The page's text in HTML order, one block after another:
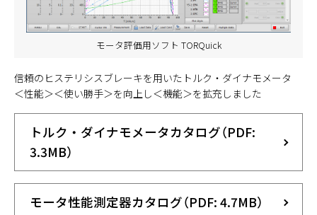
モータ評価用ソフト TORQuick
信頼のヒステリシスブレーキを用いたトルク・ダイナモメータ
＜性能＞＜使い勝手＞を向上し＜機能＞を拡充しました
トルク・ダイナモメータカタログ（PDF:
3.3MB）
モータ性能測定器カタログ（PDF: 4.7MB）